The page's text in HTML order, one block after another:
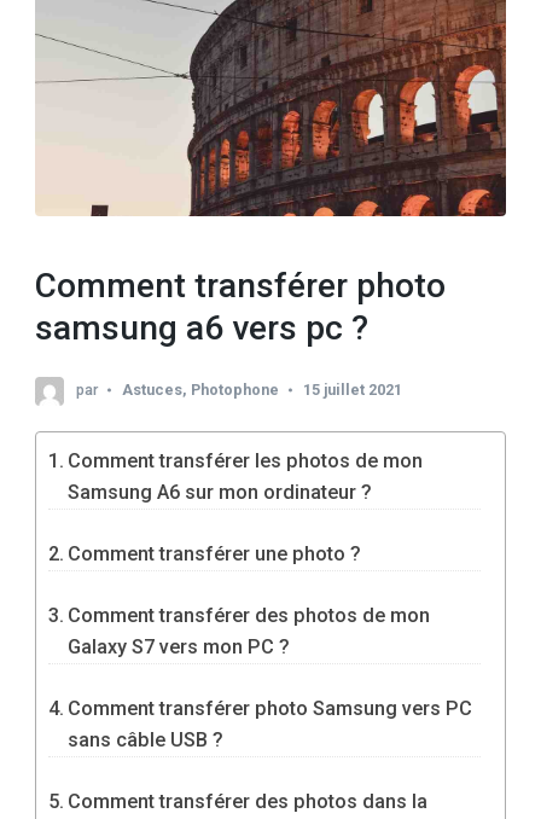
Comment transférer photo
samsung a6 vers pc ?
par Astuces, Photophone 15 juillet 2021
Comment transférer les photos de mon
Samsung A6 sur mon ordinateur ?
Comment transférer une photo ?
Comment transférer des photos de mon
Galaxy S7 vers mon PC ?
Comment transférer photo Samsung vers PC
sans câble USB ?
Comment transférer des photos dans la